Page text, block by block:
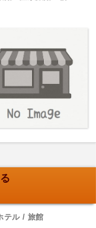
テル / 旅館